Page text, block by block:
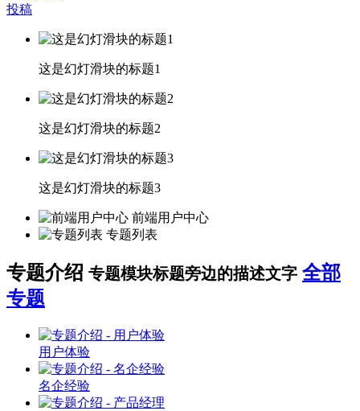
投稿
这是幻灯滑块的标题1
这是幻灯滑块的标题2
这是幻灯滑块的标题3
前端用户中心
专题列表
专题介绍 专题模块标题旁边的描述文字 全部
专题
用户体验
名企经验